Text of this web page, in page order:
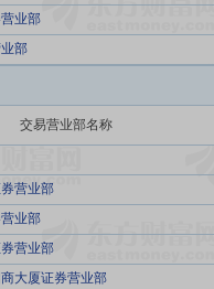
业部
部
交易营业部名称
营业部
业部
营业部
大厦证券营业部